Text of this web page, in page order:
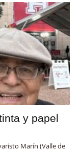
y papel
Marín (Valle de